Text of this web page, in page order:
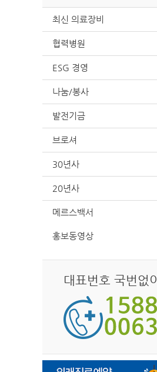
최신 의료장비
협력병원
ESG 경영
나눔/봉사
발전기금
브로셔
30년사
20년사
메르스백서
홍보동영상
대표번호 국번없이